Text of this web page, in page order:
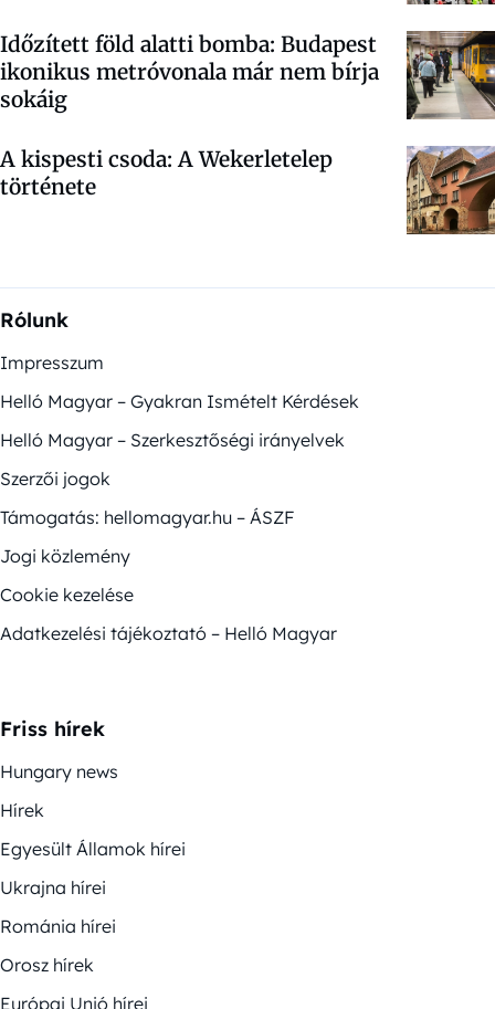
Időzített föld alatti bomba: Budapest
ikonikus metróvonala már nem bírja
sokáig
A kispesti csoda: A Wekerletelep
története
Rólunk
Impresszum
Helló Magyar – Gyakran Ismételt Kérdések
Helló Magyar – Szerkesztőségi irányelvek
Szerzői jogok
Támogatás: hellomagyar.hu – ÁSZF
Jogi közlemény
Cookie kezelése
Adatkezelési tájékoztató – Helló Magyar
Friss hírek
Hungary news
Hírek
Egyesült Államok hírei
Ukrajna hírei
Románia hírei
Orosz hírek
Európai Unió hírei